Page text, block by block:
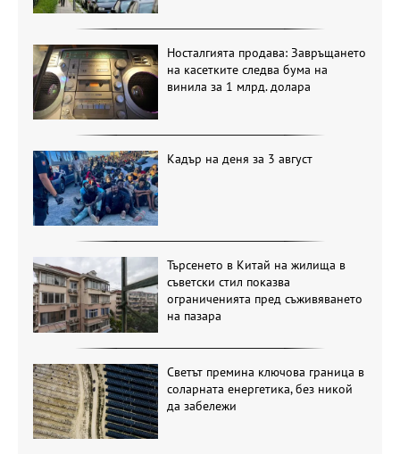
Носталгията продава: Завръщането
на касетките следва бума на
винила за 1 млрд. долара
Кадър на деня за 3 август
Търсенето в Китай на жилища в
съветски стил показва
ограниченията пред съживяването
на пазара
Светът премина ключова граница в
соларната енергетика, без никой
да забележи